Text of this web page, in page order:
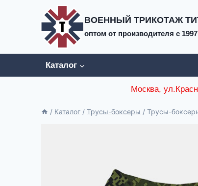
содержимому
ВОЕННЫЙ ТРИКОТАЖ
оптом от производителя c 1997
Каталог
Москва,
/ Каталог / Трусы-боксеры / Трусы-